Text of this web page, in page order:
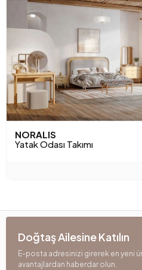
NORALIS
Yatak Odası Takımı
Doğtaş Ailesine Katılın
E-posta adresinizi girerek en yeni
avantajlardan haberdar olun.